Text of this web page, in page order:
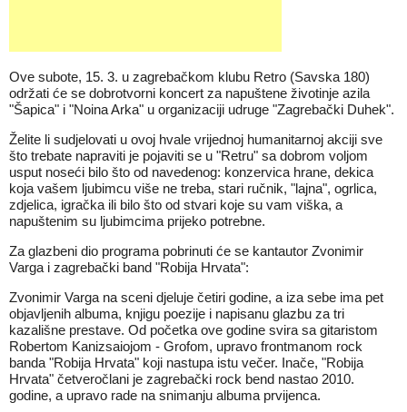
Ove subote, 15. 3. u zagrebačkom klubu Retro (Savska 180)
održati će se dobrotvorni koncert za napuštene životinje azila
"Šapica" i "Noina Arka" u organizaciji udruge "Zagrebački Duhek".
Želite li sudjelovati u ovoj hvale vrijednoj humanitarnoj akciji sve
što trebate napraviti je pojaviti se u "Retru" sa dobrom voljom
usput noseći bilo što od navedenog: konzervica hrane, dekica
koja vašem ljubimcu više ne treba, stari ručnik, "lajna", ogrlica,
zdjelica, igračka ili bilo što od stvari koje su vam viška, a
napuštenim su ljubimcima prijeko potrebne.
Za glazbeni dio programa pobrinuti će se kantautor Zvonimir
Varga i zagrebački band "Robija Hrvata":
Zvonimir Varga na sceni djeluje četiri godine, a iza sebe ima pet
objavljenih albuma, knjigu poezije i napisanu glazbu za tri
kazališne prestave. Od početka ove godine svira sa gitaristom
Robertom Kanizsaiojom - Grofom, upravo frontmanom rock
banda "Robija Hrvata" koji nastupa istu večer. Inače, "Robija
Hrvata" četveročlani je zagrebački rock bend nastao 2010.
godine, a upravo rade na snimanju albuma prvijenca.